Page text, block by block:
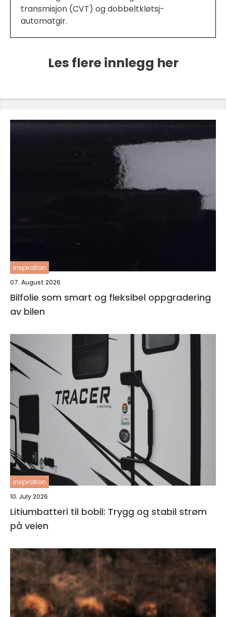
transmisjon (CVT) og dobbeltkløtsj-
automatgir.
Les flere innlegg her
inspiration
07. August 2026
Bilfolie som smart og fleksibel oppgradering
av bilen
inspiration
10. July 2026
Litiumbatteri til bobil: Trygg og stabil strøm
på veien